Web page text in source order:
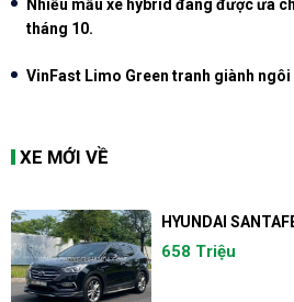
Nhiều mẫu xe hybrid đang được ưa
tháng 10.
VinFast Limo Green tranh giành
XE MỚI VỀ
HYUNDAI
658 Triệu